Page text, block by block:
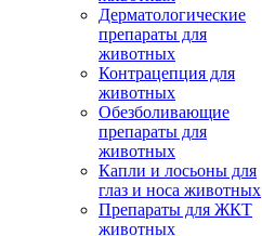
Дерматологические
препараты для
животных
Контрацепция для
животных
Обезболивающие
препараты для
животных
Капли и лосьоны для
глаз и носа животных
Препараты для ЖКТ
животных